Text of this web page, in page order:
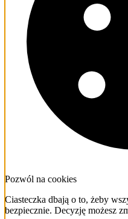
Pozwól na cookies
Ciasteczka dbają o to, żeby
bezpiecznie. Decyzję możesz